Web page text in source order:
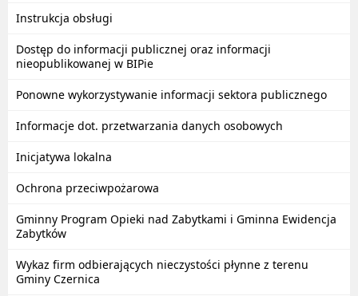
Instrukcja obsługi
Dostęp do informacji publicznej oraz informacji
nieopublikowanej w BIPie
Ponowne wykorzystywanie informacji sektora publicznego
Informacje dot. przetwarzania danych osobowych
Inicjatywa lokalna
Ochrona przeciwpożarowa
Gminny Program Opieki nad Zabytkami i Gminna Ewidencja
Zabytków
Wykaz firm odbierających nieczystości płynne z terenu
Gminy Czernica